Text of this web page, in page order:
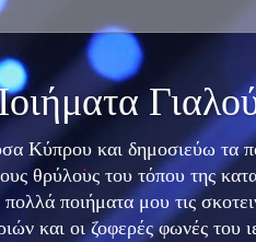
Κύπρου και δημοσιεύω τα
θρύλους του τόπου της
ποιήματα μου τις
και οι ζοφερές φωνές του